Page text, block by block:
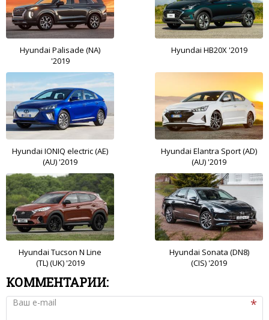
Hyundai Palisade (NA)
'2019
Hyundai HB20X '2019
Hyundai IONIQ electric (AE)
(AU) '2019
Hyundai Elantra Sport (AD)
(AU) '2019
Hyundai Tucson N Line
(TL) (UK) '2019
Hyundai Sonata (DN8)
(CIS) '2019
КОММЕНТАРИИ:
Ваш e-mail